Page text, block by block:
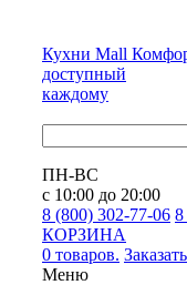
Кухни Mall
доступный
каждому
ПН-ВС
с 10:00 до 20:00
8 (800) 302-77-06 8
КОРЗИНА
0 товаров.
Меню